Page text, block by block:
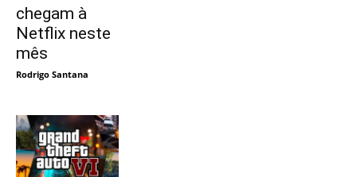
chegam à
Netflix neste
mês
Rodrigo Santana